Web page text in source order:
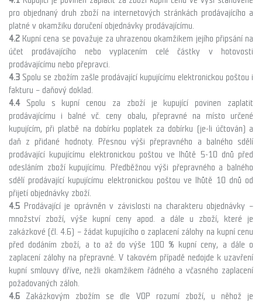
pro objednaný druh zboží na internetových stránkách prodávajícího a
platné v okamžiku doručení objednávky prodávajícímu.
4.2 Kupní cena se považuje za uhrazenou okamžikem jejího připsání na
účet prodávajícího nebo vyplacením celé částky v hotovosti
prodávajícímu nebo přepravci.
4.3 Spolu se zbožím zašle prodávající kupujícímu elektronickou poštou i
fakturu – daňový doklad.
4.4
Spolu s kupní cenou za zboží je kupující povinen zaplatit
prodávajícímu i balné vč. ceny obalu, přepravné na místo určené
kupujícím, při platbě na dobírku poplatek za dobírku (je-li účtován) a
daň z přidané hodnoty. Přesnou výši přepravného a balného sdělí
prodávající kupujícímu elektronickou poštou ve lhůtě 5-10 dnů před
odesláním zboží kupujícímu. Předběžnou výši přepravného a balného
sdělí prodávající kupujícímu elektronickou poštou ve lhůtě 10 dnů od
přijetí objednávky zboží.
4.5 Prodávající je oprávněn v závislosti na charakteru objednávky –
množství zboží, výše kupní ceny apod. a dále u zboží, které je
zakázkové (čl. 4.6) – žádat kupujícího o zaplacení zálohy na kupní cenu
před dodáním zboží, a to až do výše 100 % kupní ceny, a dále o
zaplacení zálohy na přepravné. V takovém případě nedojde k uzavření
kupní smlouvy dříve, nežli okamžikem řádného a včasného zaplacení
požadovaných záloh.
4.6 Zakázkovým zbožím se
dle VOP rozumí zboží, u něhož je